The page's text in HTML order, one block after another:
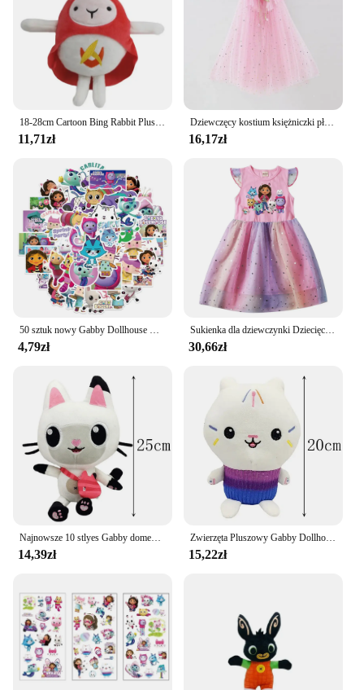
18-28cm Cartoon Bing Rabbit Plush Toys Bing Friends Flop Sula Elephant Panda Bear Stuffed Animal Doll For Kids Christmas gift
11,71zł
Dziewczęcy kostium księżniczki płaszcz z kapturem Anna Elsa peleryna Aurora roszpunka fantazyjne ubrania imprezowe akcesoria imprezowe dla dzieci
16,17zł
50 sztuk nowy Gabby Dollhouse Cartoon naklejki samochodowe motocyklowe bagaż podróżny gitara wodoodporna Graffiti naklejki
4,79zł
Sukienka dla dziewczynki Dziecięca kreskówkowa siateczkowa gwiazda Sukienka księżniczki Dziecięca spódnica z latającymi rękawami + nakrycie głowy 2szt
30,66zł
Najnowsze 10 stlyes Gabby domek dla lalek pluszak Mercat Cartoon plushy zwierzęta syrenka kot Plushie lalka dla dzieci urodziny Christams prezenty
14,39zł
Zwierzęta Pluszowy Gabby Dollhouse Lovely Plush Gaby Toy Plush House Cat Doll Cartoon Stuffed Animals Mermaid Cat Plushie Dolls Kids
15,22zł